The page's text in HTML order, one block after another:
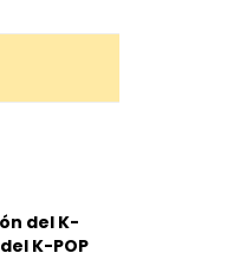
del K-
K-POP